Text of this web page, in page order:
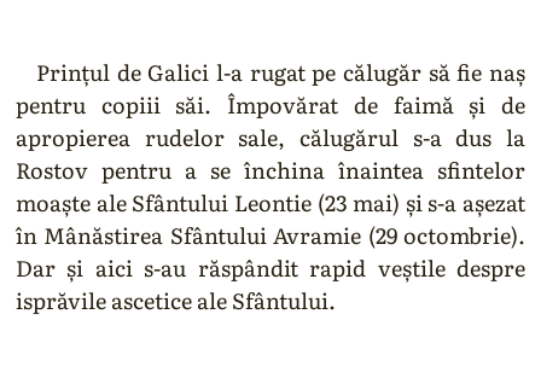
Prințul de Galici l-a rugat pe călugăr să fie naș
pentru copiii săi. Împovărat de faimă și de
apropierea rudelor sale, călugărul s-a dus la
Rostov pentru a se închina înaintea sfintelor
moaște ale Sfântului Leontie (23 mai) și s-a așezat
în Mânăstirea Sfântului Avramie (29 octombrie).
Dar și aici s-au răspândit rapid veștile despre
isprăvile ascetice ale Sfântului.